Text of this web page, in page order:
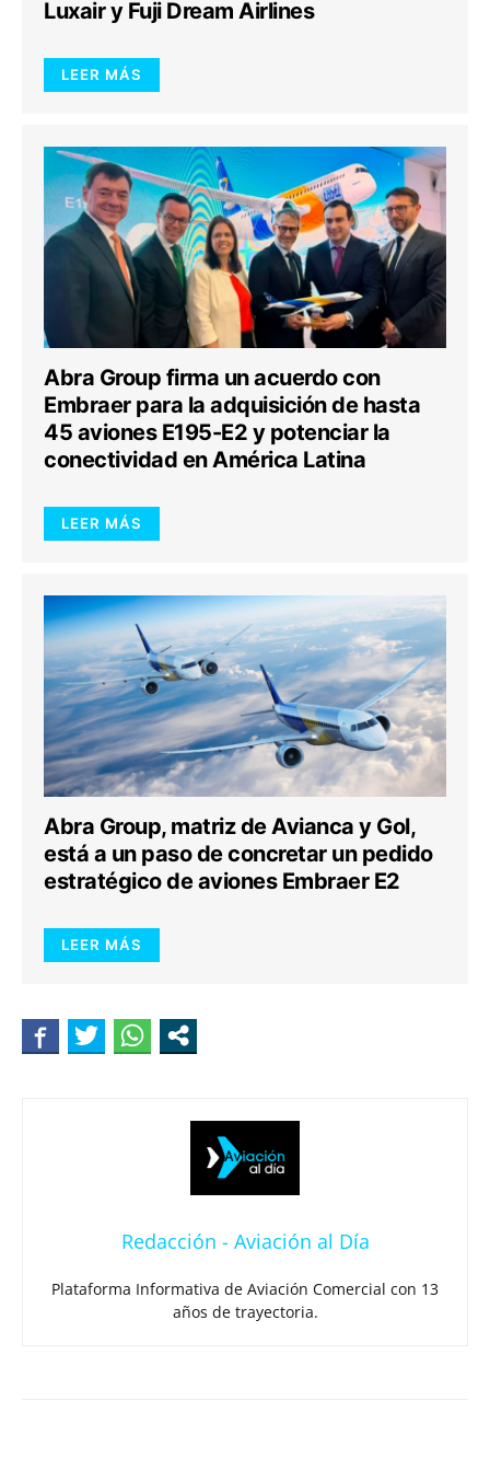
Luxair y Fuji Dream Airlines
LEER MÁS
Abra Group firma un acuerdo con
Embraer para la adquisición de hasta
45 aviones E195-E2 y potenciar la
conectividad en América Latina
LEER MÁS
Abra Group, matriz de Avianca y Gol,
está a un paso de concretar un pedido
estratégico de aviones Embraer E2
LEER MÁS
Redacción - Aviación al Día
Plataforma Informativa de Aviación Comercial con 13
años de trayectoria.